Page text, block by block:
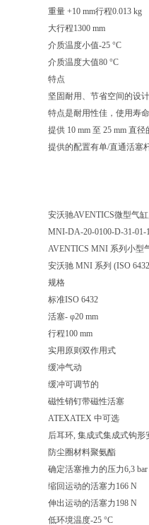
重量 +10 mm行程0.013 kg
大行程1300 mm
介质温度小值-25 °C
介质温度大值80 °C
特点
坚固耐用、节省空间的设计
特点是耐用性佳，使用寿
提供 10 mm 至 25 mm 直径
提供的配置有单/直通活塞
安沃驰AVENTICS微型气
MNI-DA-20-0100-D-31-01-
AVENTICS MNI 系列小型
安沃驰 MNI 系列 (ISO
规格
标准ISO 6432
活塞- φ20 mm
行程100 mm
实用原则双作用式
缓冲气动
缓冲可调节的
磁性销钉带磁性活塞
ATEXATEX 中可选
后耳环, 集成式集成式钩形
防尘圈材料聚氨酯
确定活塞推力的压力6,3 bar
缩回运动的活塞力166 N
伸出运动的活塞力198 N
低环境温度-25 °C